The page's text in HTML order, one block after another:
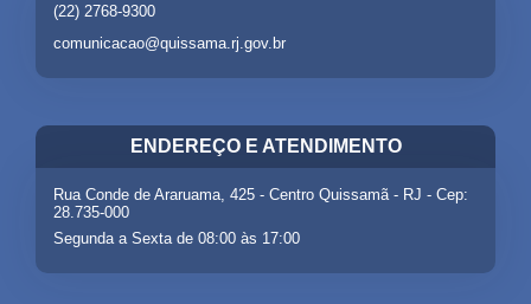
(22) 2768-9300
comunicacao@quissama.rj.gov.br
ENDEREÇO E ATENDIMENTO
Rua Conde de Araruama, 425 - Centro Quissamã - RJ - Cep:
28.735-000
Segunda a Sexta de 08:00 às 17:00